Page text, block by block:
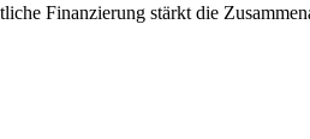
Finanzierung stärkt die